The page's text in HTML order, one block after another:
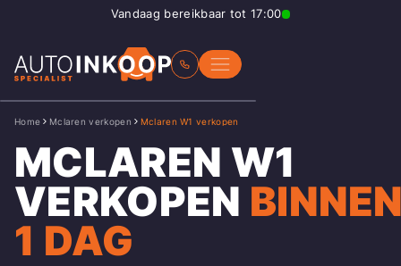
Vandaag bereikbaar tot 17:00
Home Mclaren verkopen Mclaren W1 verkopen
MCLAREN W1
VERKOPEN
1 DAG